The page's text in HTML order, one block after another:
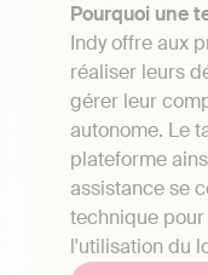
Pourquoi une
Indy offre aux
réaliser leurs
gérer leur
autonome. Le
plateforme
assistance se
technique
l'utilisation du